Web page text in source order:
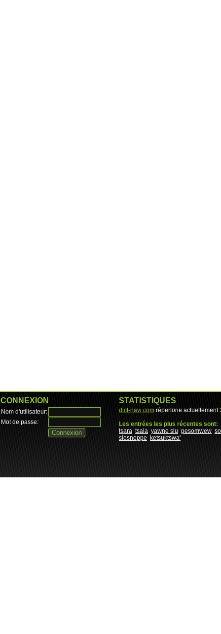
CONNEXION
Nom d'utilisateur:
Mot de passe:
STATISTIQUES
dict-navi.com répertorie actuellement
Les entrées les plus récentes sont:
tsara tsala yawne slu pesomwew
slosneppe
ketsuktswa'